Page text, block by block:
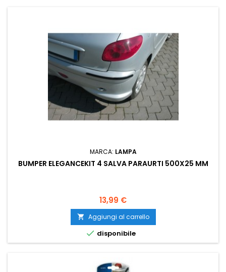
MARCA: LAMPA
BUMPER ELEGANCEKIT 4 SALVA PARAURTI 500X25 MM
Prezzo
13,99 €
 Aggiungi al carrello
 disponibile